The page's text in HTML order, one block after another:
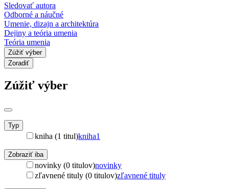
Sledovať autora
Odborné a náučné
Umenie, dizajn a architektúra
Dejiny a teória umenia
Teória umenia
Zúžiť výber
Zoradiť
Zúžiť výber
Typ
kniha (1 titul)kniha1
Zobraziť iba
novinky (0 titulov)novinky
zľavnené tituly (0 titulov)zľavnené tituly